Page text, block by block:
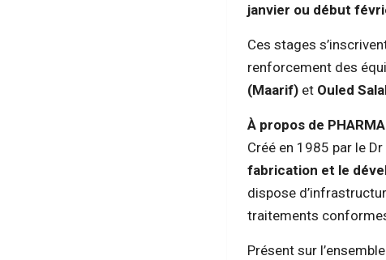
janvier ou début
Ces stages
renforcement des
(Maarif) et Ouled
À propos de
Créé en 1985 par le
fabrication et le
dispose
traitements
Présent sur